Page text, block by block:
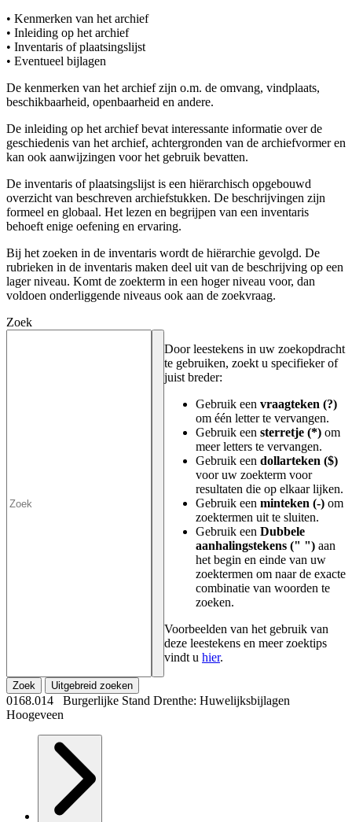
• Kenmerken van het archief
• Inleiding op het archief
• Inventaris of plaatsingslijst
• Eventueel bijlagen
De kenmerken van het archief zijn o.m. de omvang, vindplaats,
beschikbaarheid, openbaarheid en andere.
De inleiding op het archief bevat interessante informatie over de
geschiedenis van het archief, achtergronden van de archiefvormer en
kan ook aanwijzingen voor het gebruik bevatten.
De inventaris of plaatsingslijst is een hiërarchisch opgebouwd
overzicht van beschreven archiefstukken. De beschrijvingen zijn
formeel en globaal. Het lezen en begrijpen van een inventaris
behoeft enige oefening en ervaring.
Bij het zoeken in de inventaris wordt de hiërarchie gevolgd. De
rubrieken in de inventaris maken deel uit van de beschrijving op een
lager niveau. Komt de zoekterm in een hoger niveau voor, dan
voldoen onderliggende niveaus ook aan de zoekvraag.
Zoek
Door leestekens in uw zoekopdracht
te gebruiken, zoekt u specifieker of
juist breder:
Gebruik een vraagteken (?)
om één letter te vervangen.
Gebruik een sterretje (*) om
meer letters te vervangen.
Gebruik een dollarteken ($)
voor uw zoekterm voor
resultaten die op elkaar lijken.
Gebruik een minteken (-) om
zoektermen uit te sluiten.
Gebruik een Dubbele
aanhalingstekens (" ") aan
het begin en einde van uw
zoektermen om naar de exacte
combinatie van woorden te
zoeken.
Voorbeelden van het gebruik van
deze leestekens en meer zoektips
vindt u hier.
Zoek Uitgebreid zoeken
0168.014 Burgerlijke Stand Drenthe: Huwelijksbijlagen
Hoogeveen